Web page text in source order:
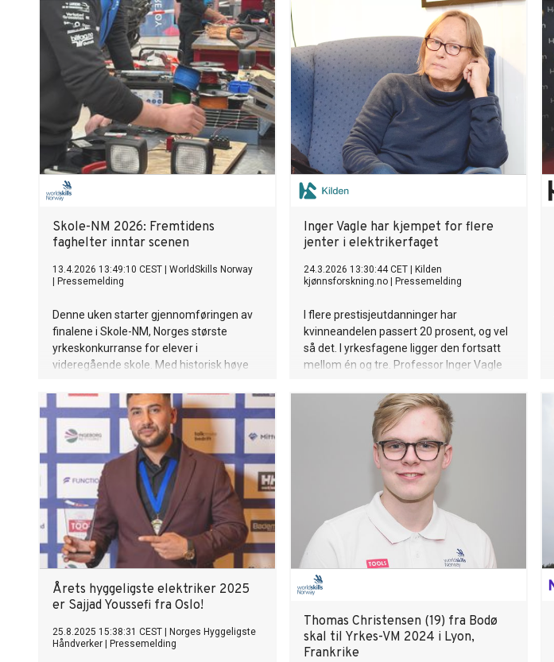
Skole-NM 2026: Fremtidens
faghelter inntar scenen
13.4.2026 13:49:10 CEST
WorldSkills Norway
Pressemelding
Denne uken starter gjennomføringen av
finalene i Skole-NM, Norges største
yrkeskonkurranse for elever i
videregående skole. Med historisk høye
arrangement viktigere enn noen gang for
å inspirere og motivere fremtidens
fagarbeidere.
Inger Vagle har kjempet for flere
jenter i elektrikerfaget
24.3.2026 13:30:44 CET
Kilden
kjønnsforskning.no
Pressemelding
I flere prestisjeutdanninger har
kvinneandelen passert 20 prosent, og vel
så det. I yrkesfagene ligger den fortsatt
mellom én og tre. Professor Inger Vagle
likestillingspolitikken retter innsatsen.
Årets hyggeligste elektriker 2025
er Sajjad Youssefi fra Oslo!
25.8.2025 15:38:31 CEST
Norges Hyggeligste
Håndverker
Pressemelding
Thomas Christensen (19) fra Bodø
skal til Yrkes-VM 2024 i Lyon,
Frankrike